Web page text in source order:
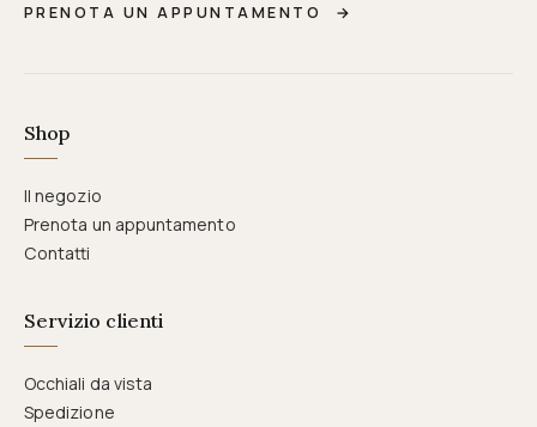
PRENOTA UN APPUNTAMENTO →
Shop
Il negozio
Prenota un appuntamento
Contatti
Servizio clienti
Occhiali da vista
Spedizione